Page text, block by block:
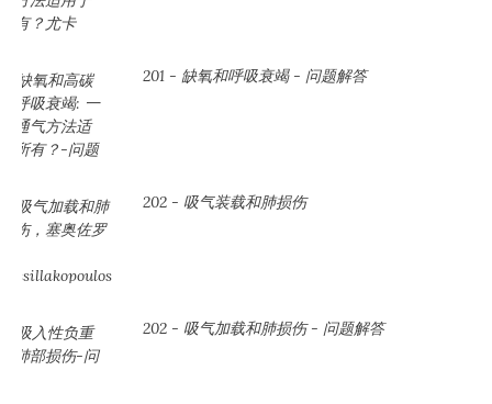
201 - 缺氧和呼吸衰竭 - 问题解答
202 - 吸气装载和肺损伤
202 - 吸气加载和肺损伤 - 问题解答